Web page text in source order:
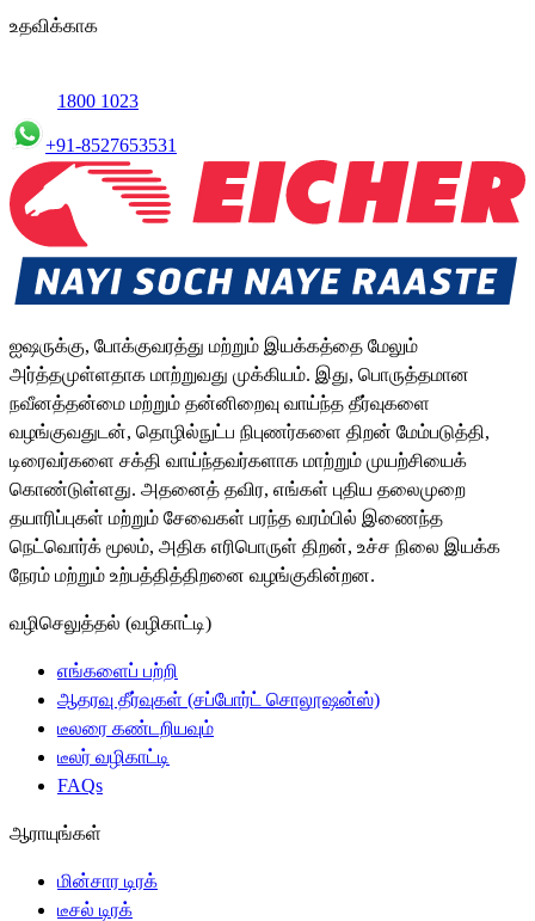
உதவிக்காக
1800 1023
+91-8527653531
ஐஷருக்கு, போக்குவரத்து மற்றும் இயக்கத்தை மேலும்
அர்த்தமுள்ளதாக மாற்றுவது முக்கியம். இது, பொருத்தமான
நவீனத்தன்மை மற்றும் தன்னிறைவு வாய்ந்த தீர்வுகளை
வழங்குவதுடன், தொழில்நுட்ப நிபுணர்களை திறன் மேம்படுத்தி,
டிரைவர்களை சக்தி வாய்ந்தவர்களாக மாற்றும் முயற்சியைக்
கொண்டுள்ளது. அதனைத் தவிர, எங்கள் புதிய தலைமுறை
தயாரிப்புகள் மற்றும் சேவைகள் பரந்த வரம்பில் இணைந்த
நெட்வொர்க் மூலம், அதிக எரிபொருள் திறன், உச்ச நிலை இயக்க
நேரம் மற்றும் உற்பத்தித்திறனை வழங்குகின்றன.
வழிசெலுத்தல் (வழிகாட்டி)
எங்களைப் பற்றி
ஆதரவு தீர்வுகள் (சப்போர்ட் சொலூஷன்ஸ்)
டீலரை கண்டறியவும்
டீலர் வழிகாட்டி
FAQs
ஆராயுங்கள்
மின்சார டிரக்
டீசல் டிரக்